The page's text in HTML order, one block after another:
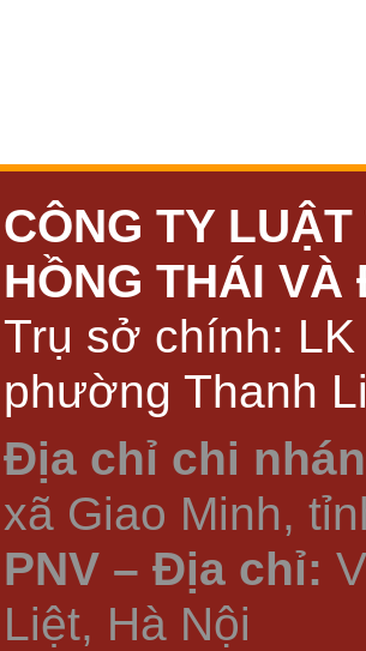
CÔNG TY
HỒNG THÁI VÀ
Trụ sở chính:
phường Thanh
Địa chỉ chi
xã Giao Minh,
PNV – Địa chỉ:
Liệt, Hà Nội